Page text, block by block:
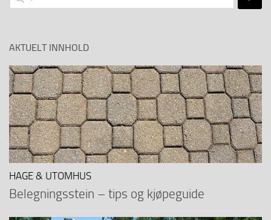
etter:
AKTUELT INNHOLD
HAGE & UTOMHUS
Belegningsstein – tips og kjøpeguide